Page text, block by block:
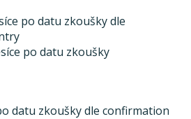
po datu zkoušky dle
po datu zkoušky
datu zkoušky dle confirmation